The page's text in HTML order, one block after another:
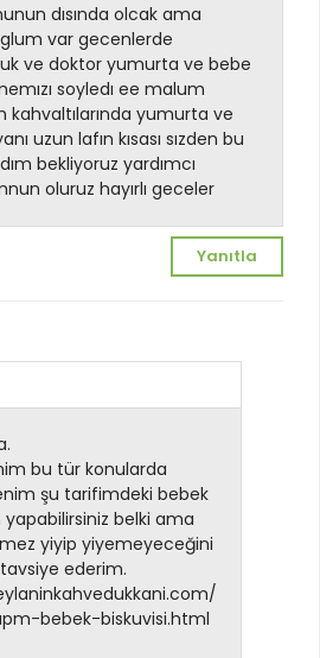
dısında olcak ama
var gecenlerde
ve doktor yumurta ve bebe
soyledı ee malum
yumurta ve
uzun lafın kısası sızden bu
bekliyoruz yardımcı
oluruz hayırlı geceler
Yanıtla
bu tür konularda
şu tarifimdeki bebek
belki ama
yiyip yiyemeyeceğini
ederim.
bebek-biskuvisi.html